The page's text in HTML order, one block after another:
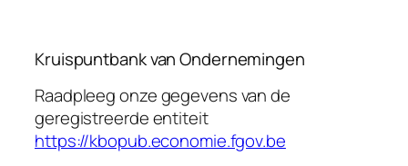
Kruispuntbank van Ondernemingen
Raadpleeg onze gegevens van de
geregistreerde entiteit
https://kbopub.economie.fgov.be